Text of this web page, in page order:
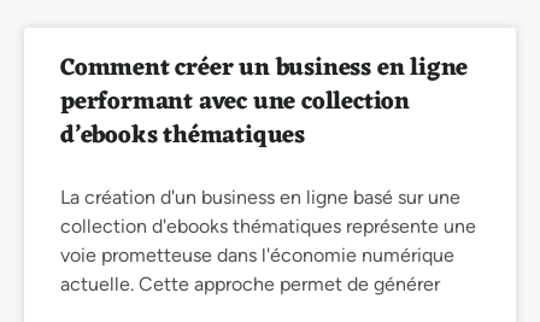
Comment créer un business en ligne
performant avec une collection
d’ebooks thématiques
La création d'un business en ligne basé sur une
collection d'ebooks thématiques représente une
voie prometteuse dans l'économie numérique
actuelle. Cette approche permet de générer